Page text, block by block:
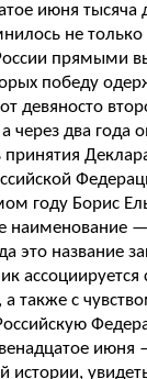
июня тысяча
не
прямыми
победу
девяносто
через два года
году Борис
наименование
это название
также с
истории,